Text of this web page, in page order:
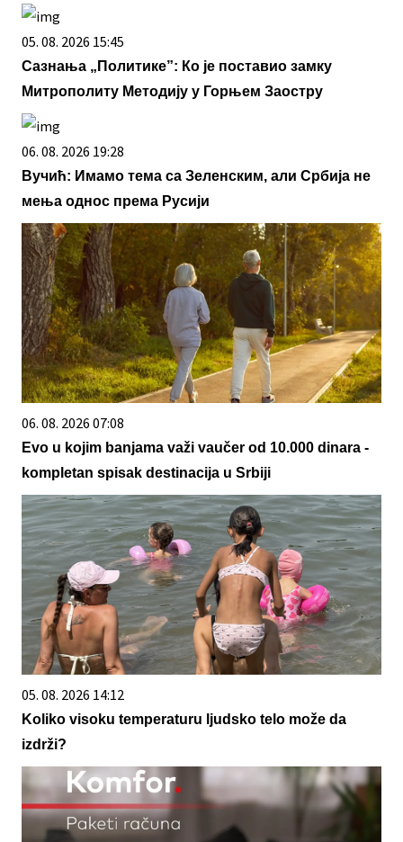
05. 08. 2026 15:45
Сазнања „Политике”: Ко је поставио замку
Митрополиту Методију у Горњем Заостру
06. 08. 2026 19:28
Вучић: Имамо тема са Зеленским, али Србија не
мења однос према Русији
06. 08. 2026 07:08
Evo u kojim banjama važi vaučer od 10.000 dinara -
kompletan spisak destinacija u Srbiji
05. 08. 2026 14:12
Koliko visoku temperaturu ljudsko telo može da
izdrži?